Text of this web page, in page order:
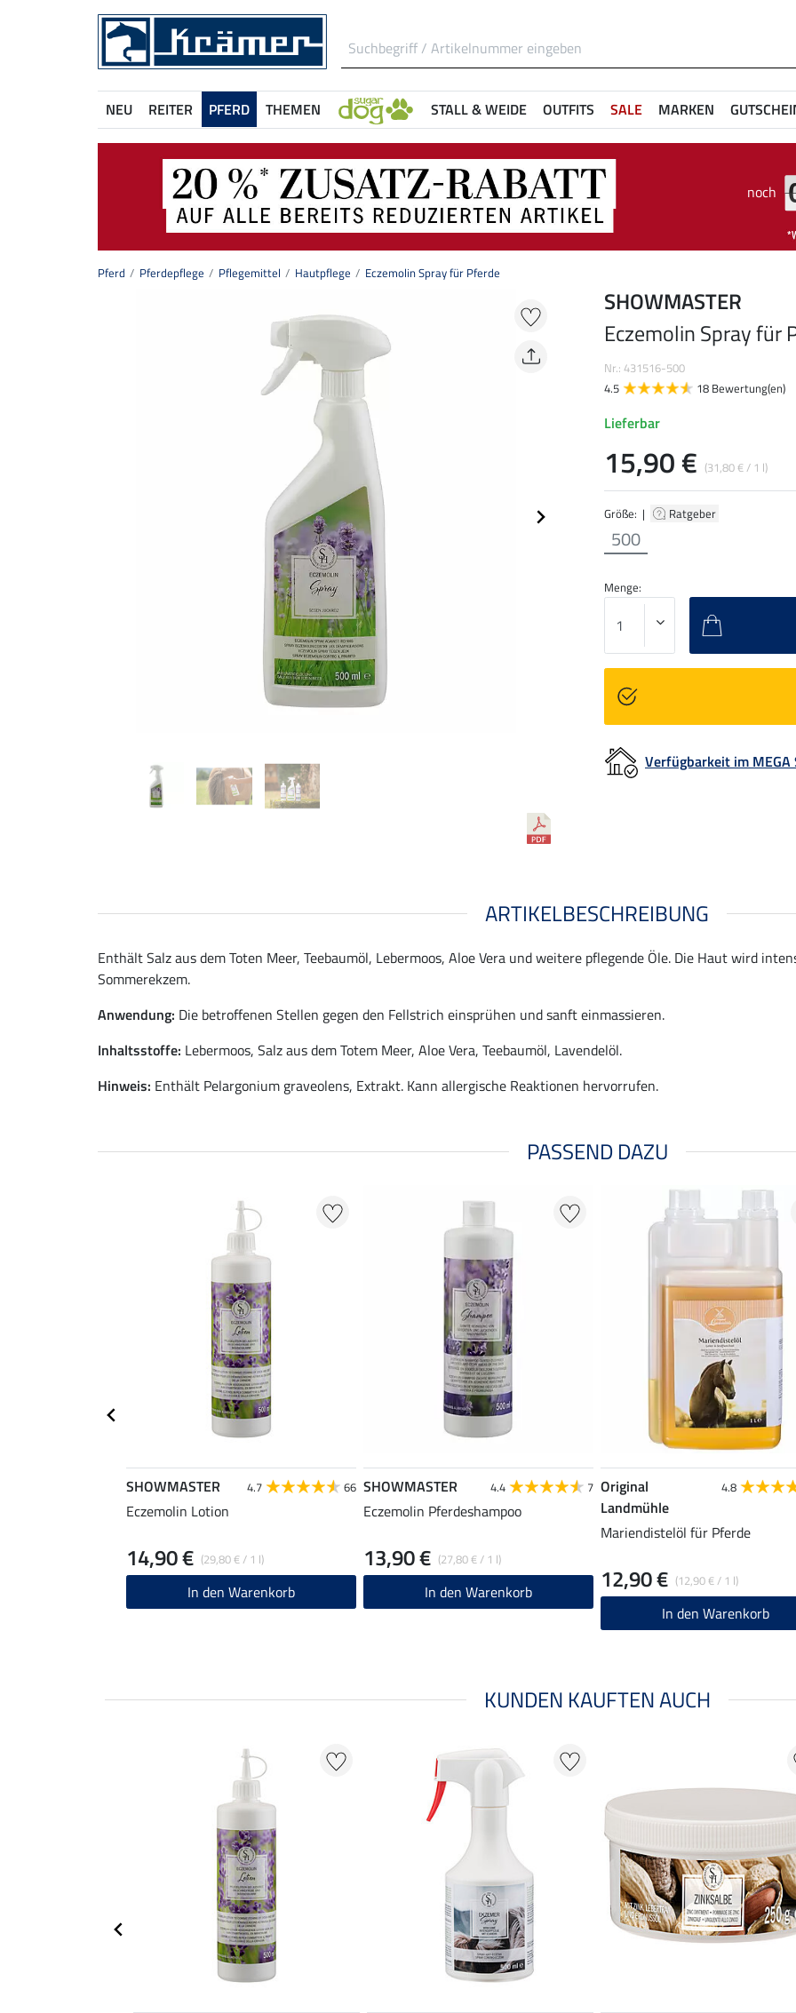
NEU REITER PFERD THEMEN STALL & WEIDE OUTFITS SALE MARKEN
noch
Pferd Pferdepflege Pflegemittel Hautpflege Eczemolin Spray für Pferde
Größe: | Ratgeber
500
SHOWMASTER
Eczemolin Spray für
Nr.: 431516-500
4.5
18 Bewertung(en)
Lieferbar
15,90 € (31,80 € / 1 l)
Menge:
Verfügbarkeit im MEGA
ARTIKELBESCHREIBUNG
Enthält Salz aus dem Toten Meer, Teebaumöl, Lebermoos, Aloe Vera und weitere pflegende Öle. Die Haut wird
Sommerekzem.
Anwendung: Die betroffenen Stellen gegen den Fellstrich einsprühen und sanft einmassieren.
Inhaltsstoffe: Lebermoos, Salz aus dem Totem Meer, Aloe Vera, Teebaumöl, Lavendelöl.
Hinweis: Enthält Pelargonium graveolens, Extrakt. Kann allergische Reaktionen hervorrufen.
PASSEND DAZU
SHOWMASTER 4.7 66
Eczemolin Lotion
(29,80 € / 1 l)
14,90 €
In den Warenkorb
SHOWMASTER 4.4 7
Eczemolin Pferdeshampoo
(27,80 € / 1 l)
13,90 €
In den Warenkorb
Original
Landmühle
4.8
Mariendistelöl für Pferde
(12,90 € / 1 l)
12,90 €
In den Warenkorb
KUNDEN KAUFTEN AUCH